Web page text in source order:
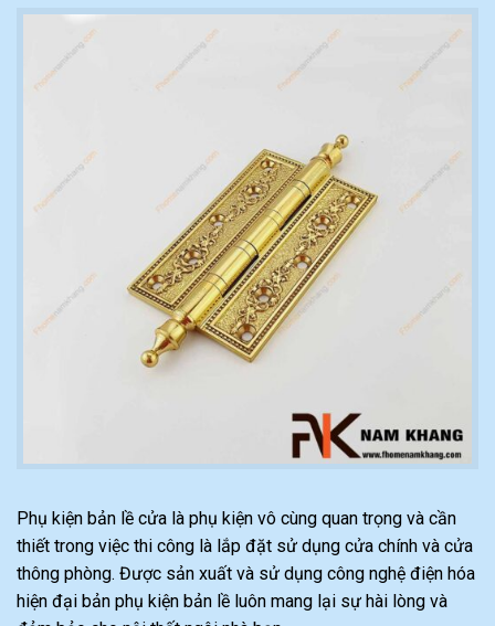
Phụ kiện bản lề cửa là phụ kiện vô cùng quan trọng và cần
thiết trong việc thi công là lắp đặt sử dụng cửa chính và cửa
thông phòng. Được sản xuất và sử dụng công nghệ điện hóa
hiện đại bản phụ kiện bản lề luôn mang lại sự hài lòng và